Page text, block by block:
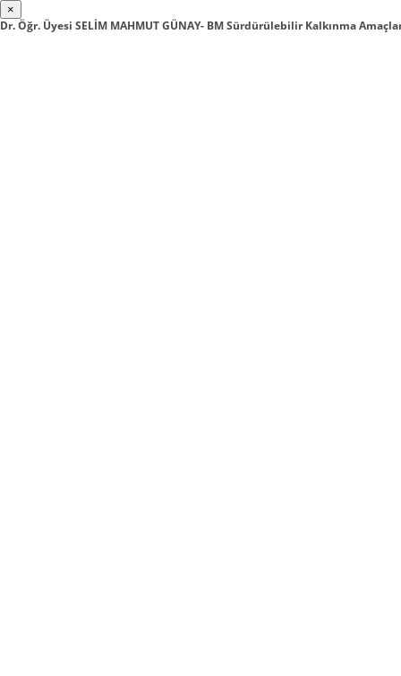
×
Dr. Öğr. Üyesi SELİM MAHMUT GÜNAY- BM Sürdürülebilir Kalkınma